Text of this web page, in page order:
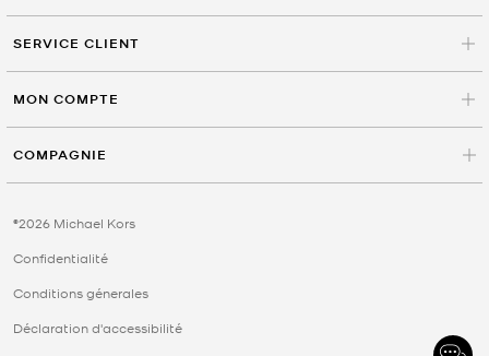
SERVICE CLIENT
MON COMPTE
COMPAGNIE
©2026 Michael Kors
Confidentialité
Conditions génerales
Déclaration d'accessibilité